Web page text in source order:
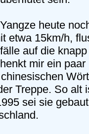
heute
etwa 15km/h,
auf die
mir ein
Treppe. So alt
sei sie